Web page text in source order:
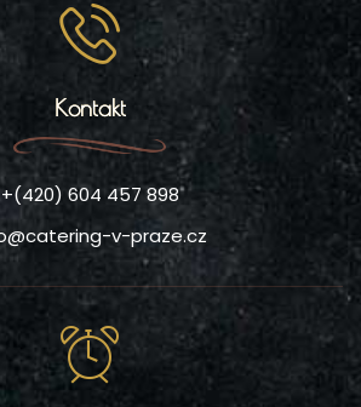
Kontakt
+(420) 604 457 898
v-praze.cz